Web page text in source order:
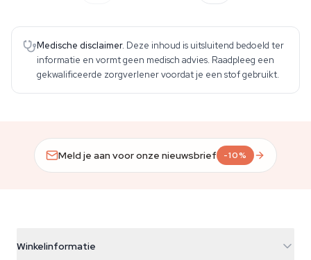
Medische disclaimer. Deze inhoud is uitsluitend bedoeld ter
informatie en vormt geen medisch advies. Raadpleeg een
gekwalificeerde zorgverlener voordat je een stof gebruikt.
Meld je aan voor onze nieuwsbrief -10%
Winkelinformatie